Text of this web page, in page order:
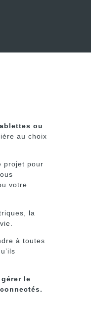
ou
au choix
projet pour
votre
la
à toutes
le